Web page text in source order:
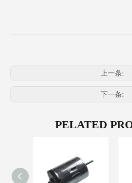
上一条:
下一条:
PELATED